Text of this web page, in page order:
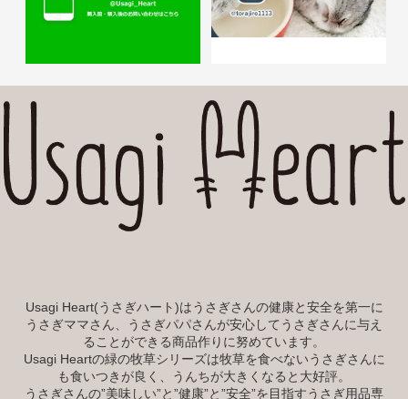
Usagi Heart(うさぎハート)はうさぎさんの健康と安全を第一に
うさぎママさん、うさぎパパさんが安心してうさぎさんに与え
ることができる商品作りに努めています。
Usagi Heartの緑の牧草シリーズは牧草を食べないうさぎさんに
も食いつきが良く、うんちが大きくなると大好評。
うさぎさんの”美味しい”と”健康”と”安全”を目指すうさぎ用品専